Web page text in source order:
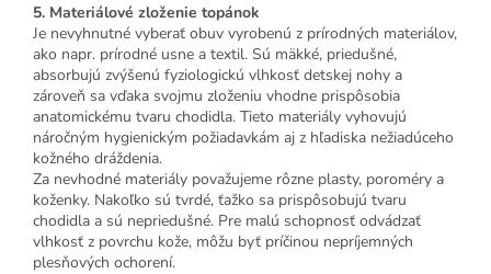
5. Materiálové zloženie topánok
Je nevyhnutné vyberať obuv vyrobenú z prírodných materiálov,
ako napr. prírodné usne a textil. Sú mäkké, priedušné,
absorbujú zvýšenú fyziologickú vlhkosť detskej nohy a
zároveň sa vďaka svojmu zloženiu vhodne prispôsobia
anatomickému tvaru chodidla. Tieto materiály vyhovujú
náročným hygienickým požiadavkám aj z hľadiska nežiadúceho
kožného dráždenia.
Za nevhodné materiály považujeme rôzne plasty, poroméry a
koženky. Nakoľko sú tvrdé, ťažko sa prispôsobujú tvaru
chodidla a sú nepriedušné. Pre malú schopnosť odvádzať
vlhkosť z povrchu kože, môžu byť príčinou nepríjemných
plesňových ochorení.